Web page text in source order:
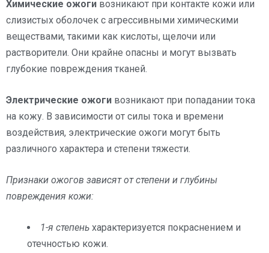
Химические ожоги возникают при контакте кожи или
слизистых оболочек с агрессивными химическими
веществами, такими как кислоты, щелочи или
растворители. Они крайне опасны и могут вызвать
глубокие повреждения тканей.
Электрические ожоги возникают при попадании тока
на кожу. В зависимости от силы тока и времени
воздействия, электрические ожоги могут быть
различного характера и степени тяжести.
Признаки ожогов зависят от степени и глубины
повреждения кожи:
1-я степень характеризуется покраснением и
отечностью кожи.